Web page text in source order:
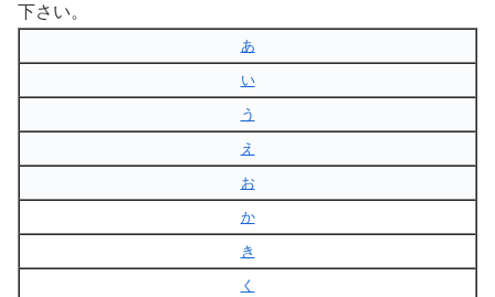
下さい。
あ
い
う
え
お
か
き
く